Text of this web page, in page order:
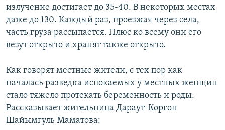
излучение достигает до 35-40. В некоторых местах
даже до 130. Каждый раз, проезжая через села,
часть груза рассыпается. Плюс ко всему они его
везут открыто и хранят также открыто.
Как говорят местные жители, с тех пор как
началась разведка испокаемых у местных женщин
стало тяжело протекать беременность и роды.
Рассказывает жительница Дараут-Коргон
Шайымгуль Маматова: